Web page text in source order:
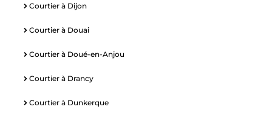
Courtier à Dijon
Courtier à Douai
Courtier à Doué-en-Anjou
Courtier à Drancy
Courtier à Dunkerque